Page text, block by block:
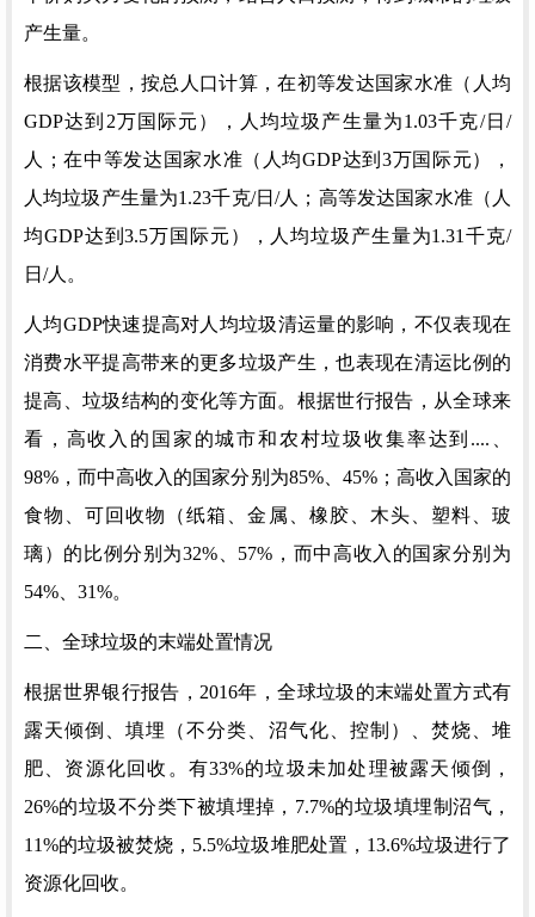
产生量。
根据该模型，按总人口计算，在初等发达国家水准（人均
GDP达到2万国际元），人均垃圾产生量为1.03千克/日/
人；在中等发达国家水准（人均GDP达到3万国际元），
人均垃圾产生量为1.23千克/日/人；高等发达国家水准（人
均GDP达到3.5万国际元），人均垃圾产生量为1.31千克/
日/人。
人均GDP快速提高对人均垃圾清运量的影响，不仅表现在
消费水平提高带来的更多垃圾产生，也表现在清运比例的
提高、垃圾结构的变化等方面。根据世行报告，从全球来
看，高收入的国家的城市和农村垃圾收集率达到....、
98%，而中高收入的国家分别为85%、45%；高收入国家的
食物、可回收物（纸箱、金属、橡胶、木头、塑料、玻
璃）的比例分别为32%、57%，而中高收入的国家分别为
54%、31%。
二、全球垃圾的末端处置情况
根据世界银行报告， 2016年，全球垃圾的末端处置方式有
露天倾倒、填埋（不分类、沼气化、控制）、焚烧、堆
肥、资源化回收。有33%的垃圾未加处理被露天倾倒，
26%的垃圾不分类下被填埋掉，7.7%的垃圾填埋制沼气，
11%的垃圾被焚烧，5.5%垃圾堆肥处置，13.6%垃圾进行了
资源化回收。